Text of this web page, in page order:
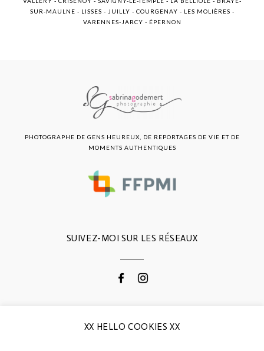
SUR-MAULNE - LISSES - JUILLY - COURGENAY - LES MOLIÈRES -
VARENNES-JARCY - ÉPERNON
SUIVEZ-MOI SUR LES RÉSEAUX
PHOTOGRAPHE DE GENS HEUREUX, DE REPORTAGES DE VIE ET DE
MOMENTS AUTHENTIQUES
CONTACTEZ-MOI
XX HELLO COOKIES XX